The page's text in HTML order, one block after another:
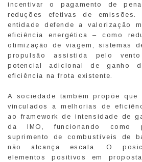
incentivar o pagamento de
reduções efetivas de emissões.
entidade defende a valorização
eficiência energética – como
otimização de viagem, sistemas
propulsão assistida pelo
potencial adicional de ganho
eficiência na frota existente.
A sociedade também propõe que
vinculados a melhorias de
ao framework de intensidade de
da IMO, funcionando como
suprimento de combustíveis de
não alcança escala. O
elementos positivos em